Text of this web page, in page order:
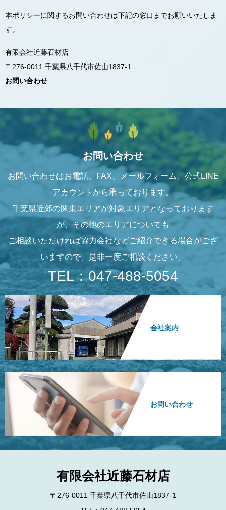
本ポリシーに関するお問い合わせは下記の窓口までお願いいたしま
す。
有限会社近藤石材店
〒276-0011 千葉県八千代市佐山1837-1
お問い合わせ
お問い合わせ
お問い合わせはお電話、FAX、メールフォーム、公式LINE
アカウントから承っております。
千葉県近郊の関東エリアが対象エリアとなっております
が、その他のエリアについても
ご相談いただければ協力会社などご紹介できる場合がござ
いますので、是非一度ご相談ください。
TEL：047-488-5054
会社案内
お問い合わせ
有限会社近藤石材店
〒276-0011 千葉県八千代市佐山1837-1